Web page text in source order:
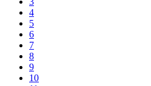
4
5
6
7
8
9
10